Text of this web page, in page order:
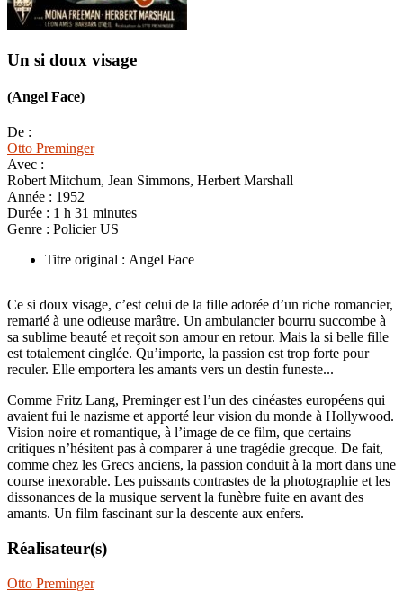
Un si doux visage
(Angel Face)
De :
Otto Preminger
Avec :
Robert Mitchum, Jean Simmons, Herbert Marshall
Année : 1952
Durée : 1 h 31 minutes
Genre : Policier US
Titre original : Angel Face
Ce si doux visage, c’est celui de la fille adorée d’un riche romancier,
remarié à une odieuse marâtre. Un ambulancier bourru succombe à
sa sublime beauté et reçoit son amour en retour. Mais la si belle fille
est totalement cinglée. Qu’importe, la passion est trop forte pour
reculer. Elle emportera les amants vers un destin funeste...
Comme Fritz Lang, Preminger est l’un des cinéastes européens qui
avaient fui le nazisme et apporté leur vision du monde à Hollywood.
Vision noire et romantique, à l’image de ce film, que certains
critiques n’hésitent pas à comparer à une tragédie grecque. De fait,
comme chez les Grecs anciens, la passion conduit à la mort dans une
course inexorable. Les puissants contrastes de la photographie et les
dissonances de la musique servent la funèbre fuite en avant des
amants. Un film fascinant sur la descente aux enfers.
Réalisateur(s)
Otto Preminger